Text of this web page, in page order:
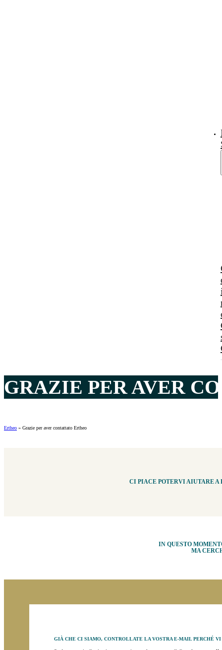
GRAZIE PER AVER
Ertheo » Grazie per aver contattato Ertheo
CI PIACE POTERVI AIUTARE
IN QUESTO
MA
GIÀ CHE CI SIAMO, CONTROLLATE LA VOSTRA E-MAIL PERCHÉ